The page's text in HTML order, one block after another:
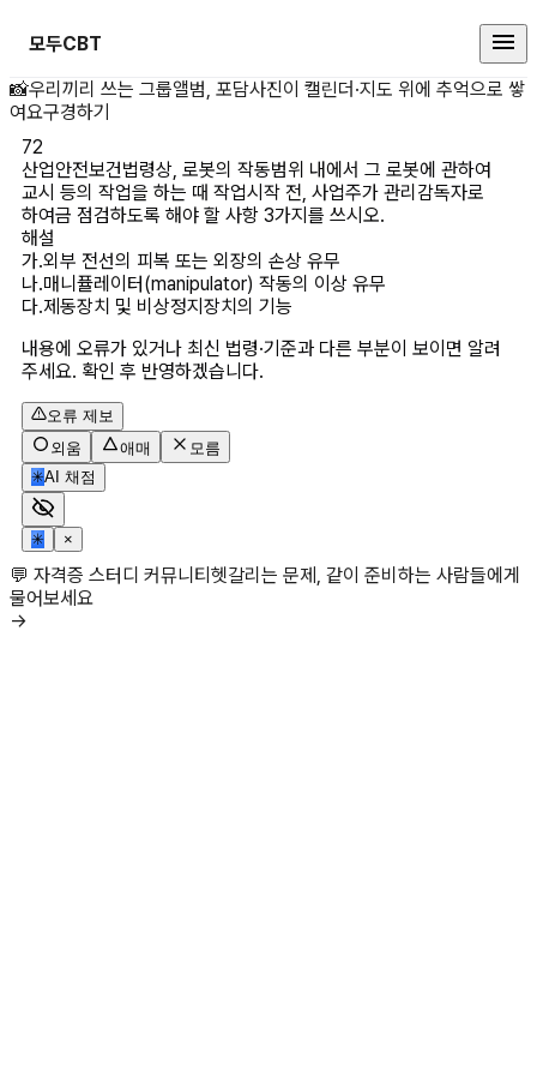
모두CBT
산업안전보건법령상, 로봇의 작동
📸우리끼리 쓰는 그룹앨범, 포담사진이 캘린더·지도 위에 추억으로 쌓
여요구경하기
72
산업안전보건법령상, 로봇의 작동범위 내에서 그 로봇에 관하여
교시 등의 작업을 하는 때 작업시작 전, 사업주가 관리감독자로
하여금 점검하도록 해야 할 사항 3가지를 쓰시오.
해설
가.외부 전선의 피복 또는 외장의 손상 유무
나.매니퓰레이터(manipulator) 작동의 이상 유무
다.제동장치 및 비상정지장치의 기능
내용에 오류가 있거나 최신 법령·기준과 다른 부분이 보이면 알려
주세요. 확인 후 반영하겠습니다.
오류 제보
외움
애매
모름
✳AI 채점
✳ ×
💬 자격증 스터디 커뮤니티헷갈리는 문제, 같이 준비하는 사람들에게
물어보세요
→